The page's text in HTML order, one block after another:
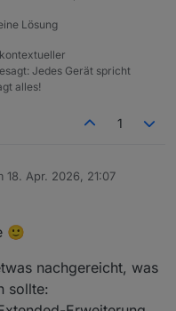
Lösung
Jedes Gerät spricht
alles!
1
18. Apr. 2026, 21:07
von
🙂
nachgereicht, was
sollte: